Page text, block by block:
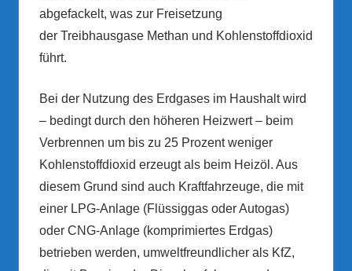
abgefackelt, was zur Freisetzung
der Treibhausgase Methan und Kohlenstoffdioxid
führt.
Bei der Nutzung des Erdgases im Haushalt wird
– bedingt durch den höheren Heizwert – beim
Verbrennen um bis zu 25 Prozent weniger
Kohlenstoffdioxid erzeugt als beim Heizöl. Aus
diesem Grund sind auch Kraftfahrzeuge, die mit
einer LPG-Anlage (Flüssiggas oder Autogas)
oder CNG-Anlage (komprimiertes Erdgas)
betrieben werden, umweltfreundlicher als KfZ,